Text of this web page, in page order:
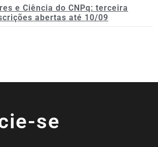
e Ciência do CNPq: terceira
abertas até 10/09
se